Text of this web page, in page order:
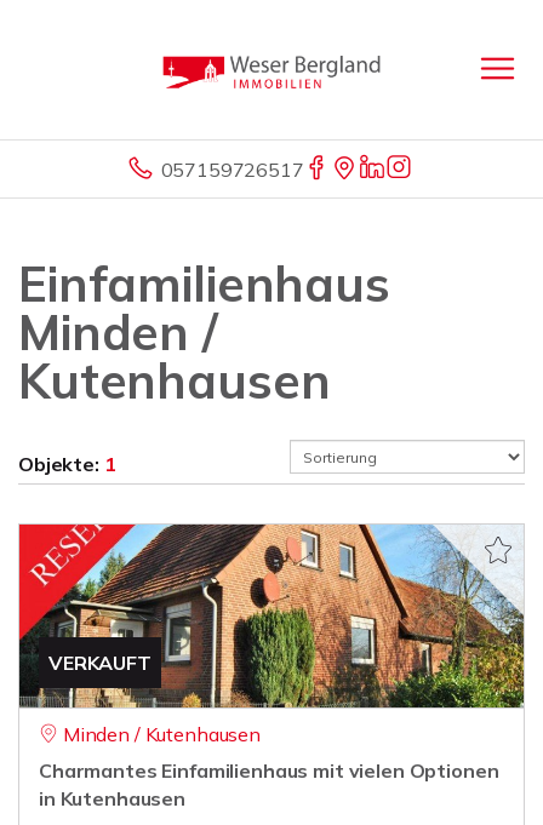
057159726517
Einfamilienhaus
Minden /
Kutenhausen
Objekte: 1
VERKAUFT
Minden / Kutenhausen
Charmantes Einfamilienhaus mit vielen Optionen
in Kutenhausen